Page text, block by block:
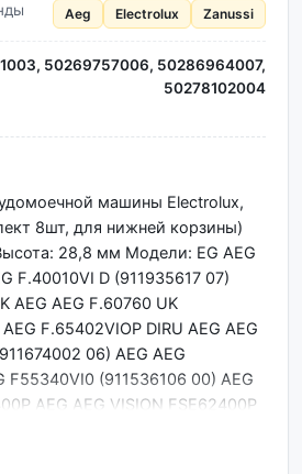
Aeg Electrolux Zanussi
50269757006, 50286964007,
50278102004
машины Electrolux,
8шт, для нижней корзины)
28,8 мм Модели: EG AEG
F.40010VI D (911935617 07)
AEG AEG F.60760 UK
F.65402VIOP DIRU AEG AEG
06) AEG AEG
F55340VI0 (911536106 00) AEG
AEG AEG VISION FSE62400P
AEG ASI66011K
AEG F26302IM0